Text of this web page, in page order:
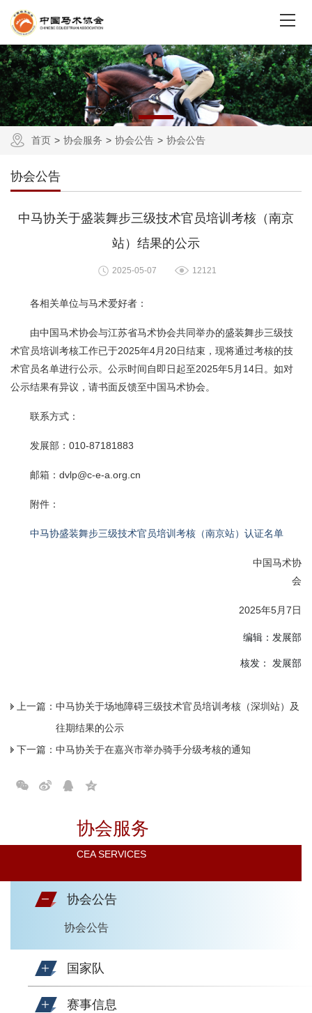
首页 协会服务 协会公告 协会公告
协会服务
CEA SERVICES
协会公告
协会公告
国家队
赛事信息
协会公告
中马协关于盛装舞步三级技术官员培训考核（南京
站）结果的公示
2025-05-07 12121
各相关单位与马术爱好者：
由中国马术协会与江苏省马术协会共同举办的盛装舞步三级技
术官员培训考核工作已于2025年4月20日结束，现将通过考核的技
术官员名单进行公示。公示时间自即日起至2025年5月14日。如对
公示结果有异议，请书面反馈至中国马术协会。
联系方式：
发展部：010-87181883
邮箱：dvlp@c-e-a.org.cn
附件：
中马协盛装舞步三级技术官员培训考核（南京站）认证名单
中国马术协
会
2025年5月7日
编辑：发展部
核发： 发展部
上一篇： 中马协关于场地障碍三级技术官员培训考核（深圳站）及
往期结果的公示
下一篇： 中马协关于在嘉兴市举办骑手分级考核的通知